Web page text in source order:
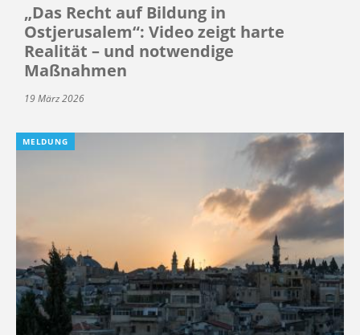
„Das Recht auf Bildung in
Ostjerusalem“: Video zeigt harte
Realität – und notwendige
Maßnahmen
19 März 2026
MELDUNG